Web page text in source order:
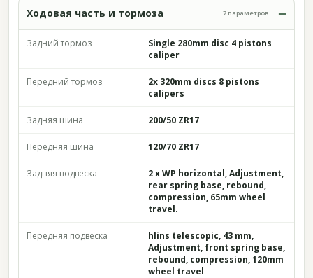
Ходовая часть и тормоза 7 параметров
Задний тормоз
Single 280mm disc 4 pistons
caliper
Передний тормоз
2x 320mm discs 8 pistons
calipers
Задняя шина 200/50 ZR17
Передняя шина 120/70 ZR17
Задняя подвеска
2 x WP horizontal, Adjustment,
rear spring base, rebound,
compression, 65mm wheel
travel.
Передняя подвеска
hlins telescopic, 43 mm,
Adjustment, front spring base,
rebound, compression, 120mm
wheel travel